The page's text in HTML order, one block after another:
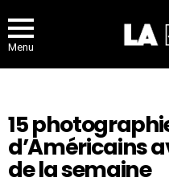
Menu
15
d’Américains
de la semaine